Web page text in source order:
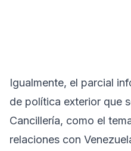
Igualmente, el parcial
de política exterior que
Cancillería, como el
relaciones con